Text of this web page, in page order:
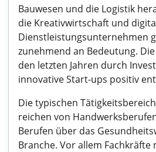
Bauwesen und die Logistik
die Kreativwirtschaft und
Dienstleistungsunternehmen
zunehmend an Bedeutung.
den letzten Jahren durch
innovative Start-ups positiv
Die typischen
reichen von
Berufen über das
Branche. Vor allem